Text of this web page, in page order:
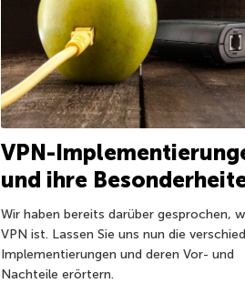
VPN-
und ihre
Wir haben bereits darüber gesprochen,
VPN ist. Lassen Sie uns nun die
Implementierungen und deren Vor- und
Nachteile erörtern.